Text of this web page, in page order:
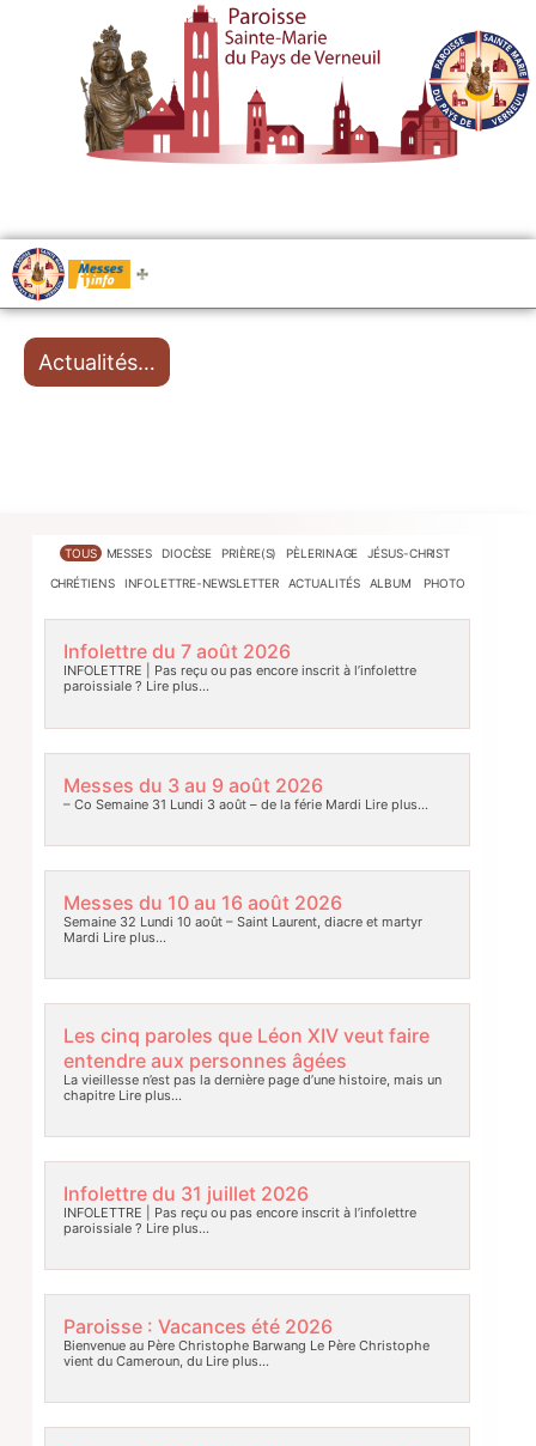
Messes
Actualités…
TOUS MESSES DIOCÈSE PRIÈRE(S) PÈLERINAGE JÉSUS-CHRIST
CHRÉTIENS INFOLETTRE-NEWSLETTER ACTUALITÉS ALBUM PHOTO
Infolettre du 7 août 2026
INFOLETTRE | Pas reçu ou pas encore inscrit à l’infolettre
paroissiale ? Lire plus…
Messes du 3 au 9 août 2026
– Co Semaine 31 Lundi 3 août – de la férie Mardi Lire plus…
Messes du 10 au 16 août 2026
Semaine 32 Lundi 10 août – Saint Laurent, diacre et martyr
Mardi Lire plus…
Les cinq paroles que Léon XIV veut faire
entendre aux personnes âgées
La vieillesse n’est pas la dernière page d’une histoire, mais un
chapitreLire plus…
Infolettre du 31 juillet 2026
INFOLETTRE | Pas reçu ou pas encore inscrit à l’infolettre
paroissiale ? Lire plus…
Paroisse : Vacances été 2026
Bienvenue au Père Christophe Barwang Le Père Christophe
vient du Cameroun, duLire plus…